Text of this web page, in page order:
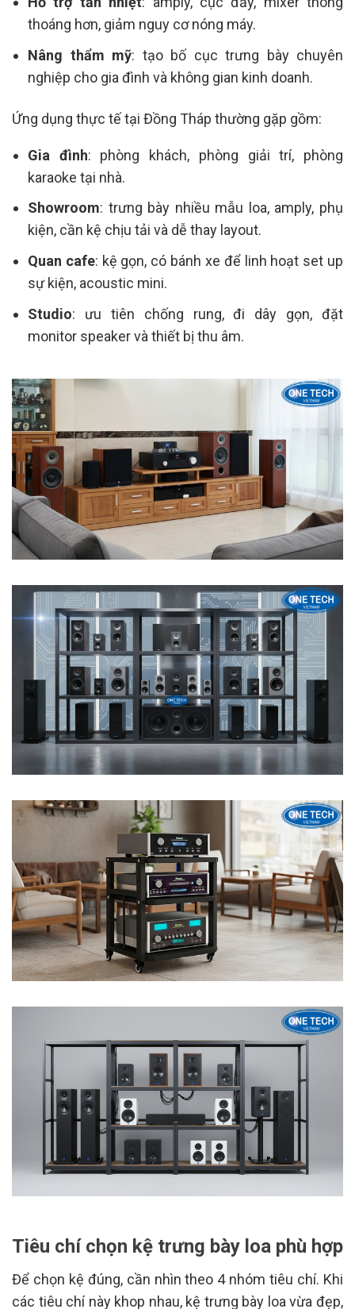
thoáng hơn, giảm nguy cơ nóng máy.
Nâng thẩm mỹ: tạo bố cục trưng bày chuyên
nghiệp cho gia đình và không gian kinh doanh.
Ứng dụng thực tế tại Đồng Tháp thường gặp gồm:
Gia đình: phòng khách, phòng giải trí, phòng
karaoke tại nhà.
Showroom: trưng bày nhiều mẫu loa, amply, phụ
kiện, cần kệ chịu tải và dễ thay layout.
Quan cafe: kệ gọn, có bánh xe để linh hoạt set up
sự kiện, acoustic mini.
Studio: ưu tiên chống rung, đi dây gọn, đặt
monitor speaker và thiết bị thu âm.
Tiêu chí chọn kệ trưng bày loa phù hợp
Để chọn kệ đúng, cần nhìn theo 4 nhóm tiêu chí. Khi
các tiêu chí này khop nhau, kệ trưng bày loa vừa đẹp,